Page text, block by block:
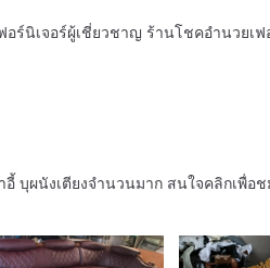
ร์นิเจอร์ผู้เชี่ยวชาญ ร้านโชคอำนวยเ
บุผนังเตียงจำนวนมาก สนใจคลิกเพื่อช